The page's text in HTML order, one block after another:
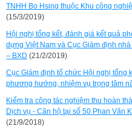
TNHH Bo Hsing thuộc Khu công
(15/3/2019)
Hội nghị tổng kết, đánh giá kết quả
dựng Việt Nam và Cục Giám định
– BXD (21/2/2019)
Cục Giám định tổ chức Hội nghị tổng
phương hướng, nhiệm vụ trọng tâm
Kiểm tra công tác nghiệm thu hoàn
Dịch vụ - Căn hộ tại số 50 Phan Văn
(21/9/2018)